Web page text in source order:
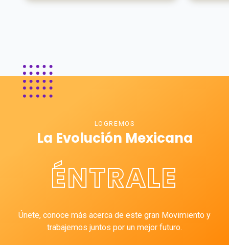
LOGREMOS
La Evolución Mexicana
ÉNTRALE
Únete, conoce más acerca de este gran Movimiento y
trabajemos juntos por un mejor futuro.